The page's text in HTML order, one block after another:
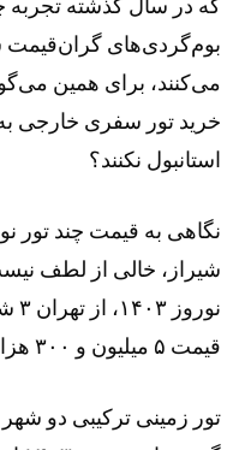
بوم‌گردی‌های گران‌قیمت
می‌کنند، برای همین
خرید تور سفری خارجی
استانبول نکنند؟
نگاهی به قیمت چند تور
شیراز، خالی از لطف
قیمت ۵ میلیون و ۳۰۰ هزار تومان.
تور زمینی ترکیبی دو شهر